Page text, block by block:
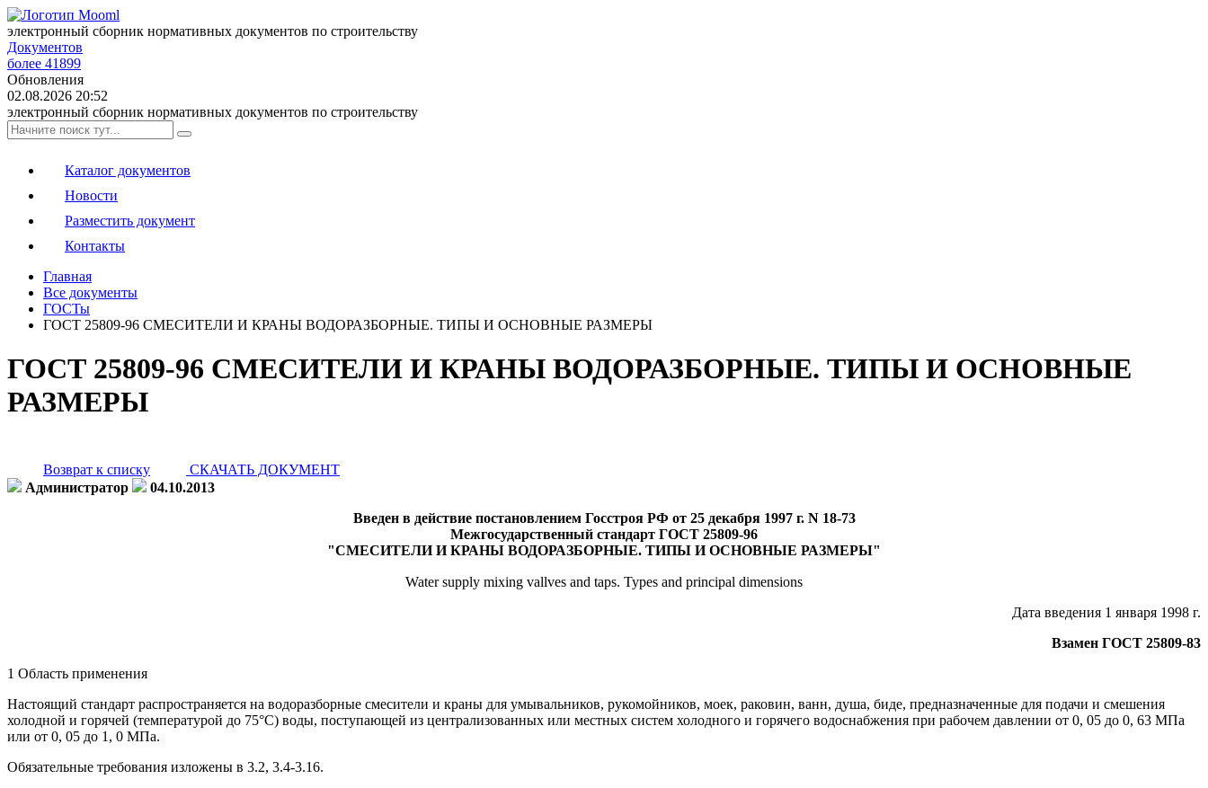
электронный сборник нормативных документов по строительству
Документов
более 41899
Обновления
02.08.2026 20:52
электронный сборник нормативных документов по строительству
Каталог документов
Новости
Разместить документ
Контакты
Главная
Все документы
ГОСТы
ГОСТ 25809-96 СМЕСИТЕЛИ И КРАНЫ ВОДОРАЗБОРНЫЕ. ТИПЫ И ОСНОВНЫЕ РАЗМЕРЫ
ГОСТ 25809-96 СМЕСИТЕЛИ И КРАНЫ ВОДОРАЗБОРНЫЕ. ТИПЫ И ОСНОВНЫЕ
РАЗМЕРЫ
Возврат к списку
СКАЧАТЬ ДОКУМЕНТ
Администратор
04.10.2013
Введен в действие постановлением Госстроя РФ от 25 декабря 1997 г. N 18-73
Межгосударственный стандарт ГОСТ 25809-96
"СМЕСИТЕЛИ И КРАНЫ ВОДОРАЗБОРНЫЕ. ТИПЫ И ОСНОВНЫЕ РАЗМЕРЫ"
Water supply mixing vallves and taps. Types and principal dimensions
Дата введения 1 января 1998 г.
Взамен ГОСТ 25809-83
1 Область применения
Настоящий стандарт распространяется на водоразборные смесители и краны для умывальников, рукомойников, моек, раковин, ванн, душа, биде, предназначенные для подачи и смешения
холодной и горячей (температурой до 75°С) воды, поступающей из централизованных или местных систем холодного и горячего водоснабжения при рабочем давлении от 0, 05 до 0, 63 МПа
или от 0, 05 до 1, 0 МПа.
Обязательные требования изложены в 3.2, 3.4-3.16.